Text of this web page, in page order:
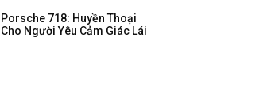
Porsche 718: Huyền Thoại
Cho Người Yêu Cảm Giác Lái